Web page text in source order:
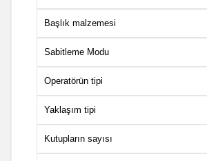
Başlık malzemesi
Sabitleme Modu
Operatörün tipi
Yaklaşım tipi
Kutupların sayısı